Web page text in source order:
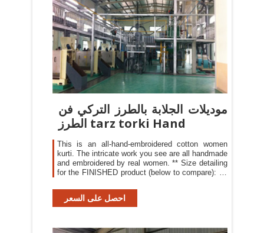
موديلات الجلابة بالطرز التركي فن
الطرز tarz torki Hand
This is an all-hand-embroidered cotton women
kurti. The intricate work you see are all handmade
and embroidered by real women. ** Size detailing
for the FINISHED product (below to compare): 14
Bust/Chest (finished product) 42 inches / 44
inches / 46 inches Waist (finished product) 39
احصل على السعر